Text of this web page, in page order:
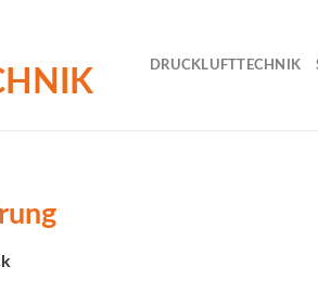
DRUCKLUFTTECHNIK